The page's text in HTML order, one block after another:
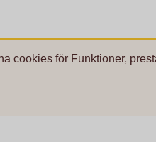
cookies för Funktioner,